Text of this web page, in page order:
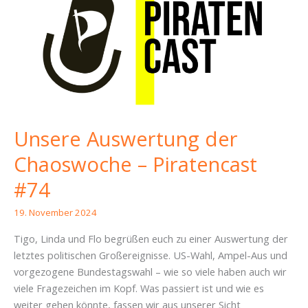
Unsere Auswertung der
Chaoswoche – Piratencast
#74
19. November 2024
Tigo, Linda und Flo begrüßen euch zu einer Auswertung der
letztes politischen Großereignisse. US-Wahl, Ampel-Aus und
vorgezogene Bundestagswahl – wie so viele haben auch wir
viele Fragezeichen im Kopf. Was passiert ist und wie es
weiter gehen könnte, fassen wir aus unserer Sicht